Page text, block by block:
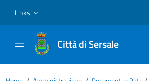
Links
Città di Sersale